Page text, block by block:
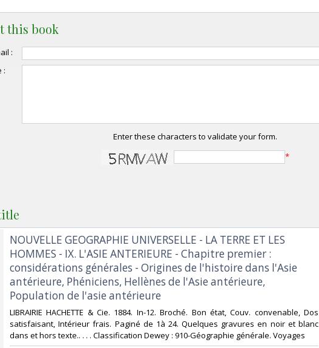
this book
:
:
Enter these characters to validate your form.
*
‎NOUVELLE GEOGRAPHIE UNIVERSELLE - LA TERRE ET LES
HOMMES - IX. L'ASIE ANTERIEURE - Chapitre premier :
considérations générales - Origines de l'histoire dans l'Asie
antérieure, Phéniciens, Hellènes de l'Asie antérieure,
Population de l'asie antérieure‎
‎LIBRAIRIE HACHETTE & Cie. 1884. In-12. Broché. Bon état, Couv. convenable, Dos
satisfaisant, Intérieur frais. Paginé de 1à 24. Quelques gravures en noir et blanc
dans et hors texte.. . . . Classification Dewey : 910-Géographie générale. Voyages‎